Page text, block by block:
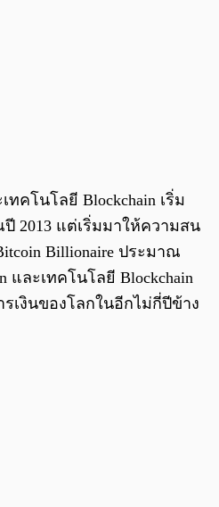
คโนโลยี Blockchain เริ่ม
2013 แต่เริ่มมาให้ความสน
Billionaire ประมาณ
และเทคโนโลยี Blockchain
เงินของโลกในอีกไม่กี่ปีข้าง